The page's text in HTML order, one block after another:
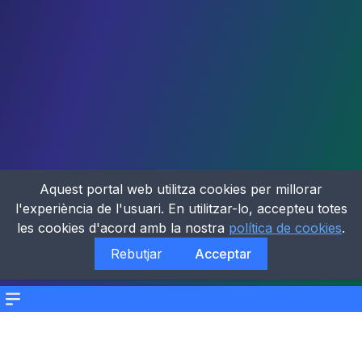
Menu
Aquest portal web utilitza cookies per millorar
l'experiència de l'usuari. En utilitzar-lo, accepteu totes
les cookies d'acord amb la nostra política de cookies.
Rebutjar
Acceptar